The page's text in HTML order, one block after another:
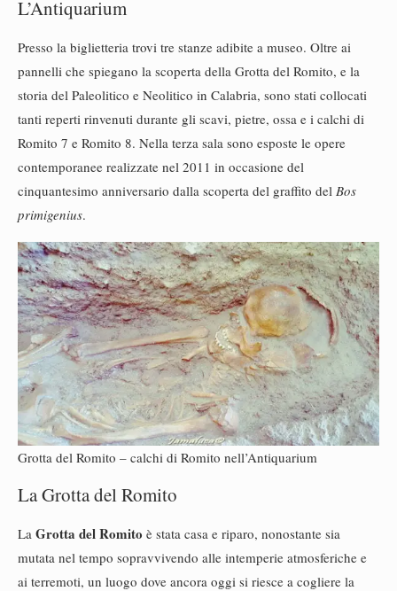
L’Antiquarium
Presso la biglietteria trovi tre stanze adibite a museo. Oltre ai
pannelli che spiegano la scoperta della Grotta del Romito, e la
storia del Paleolitico e Neolitico in Calabria, sono stati collocati
tanti reperti rinvenuti durante gli scavi, pietre, ossa e i calchi di
Romito 7 e Romito 8. Nella terza sala sono esposte le opere
contemporanee realizzate nel 2011 in occasione del
cinquantesimo anniversario dalla scoperta del graffito del Bos
primigenius.
Grotta del Romito – calchi di Romito nell’Antiquarium
La Grotta del Romito
La Grotta del Romito è stata casa e riparo, nonostante sia
mutata nel tempo sopravvivendo alle intemperie atmosferiche e
ai terremoti, un luogo dove ancora oggi si riesce a cogliere la